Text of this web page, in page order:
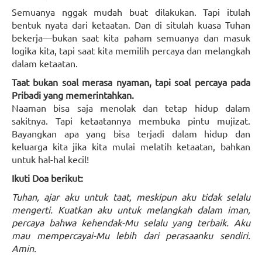
Semuanya nggak mudah buat dilakukan. Tapi itulah
bentuk nyata dari ketaatan. Dan di situlah kuasa Tuhan
bekerja—bukan saat kita paham semuanya dan masuk
logika kita, tapi saat kita memilih percaya dan melangkah
dalam ketaatan.
Taat bukan soal merasa nyaman, tapi soal percaya pada
Pribadi yang memerintahkan.
Naaman bisa saja menolak dan tetap hidup dalam
sakitnya. Tapi ketaatannya membuka pintu mujizat.
Bayangkan apa yang bisa terjadi dalam hidup dan
keluarga kita jika kita mulai melatih ketaatan, bahkan
untuk hal-hal kecil!
Ikuti Doa berikut:
Tuhan, ajar aku untuk taat, meskipun aku tidak selalu
mengerti. Kuatkan aku untuk melangkah dalam iman,
percaya bahwa kehendak-Mu selalu yang terbaik. Aku
mau mempercayai-Mu lebih dari perasaanku sendiri.
Amin.